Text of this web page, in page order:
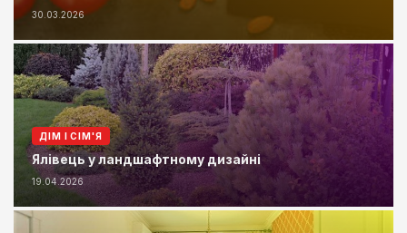
30.03.2026
ДІМ І СІМ'Я
Ялівець у ландшафтному дизайні
19.04.2026